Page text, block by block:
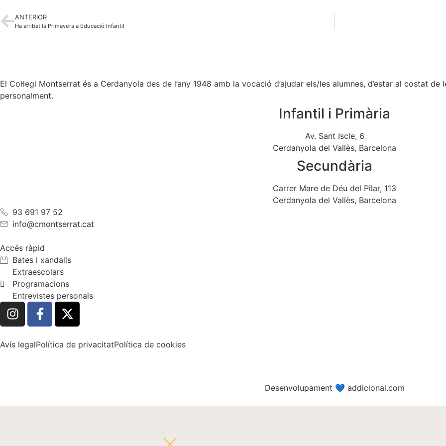
ANTERIOR
Ha arribat la Primavera a Educació Infantil
El Col·legi Montserrat és a Cerdanyola des de l’any 1948 amb la vocació d’ajudar els/les alumnes, d’estar al costat
personalment.
Infantil i Primària
Av. Sant Iscle, 6
Cerdanyola del Vallès, Barcelona
Secundària
Carrer Mare de Déu del Pilar, 113
Cerdanyola del Vallès, Barcelona
93 691 97 52
info@cmontserrat.cat
Accés ràpid
Bates i xandalls
Extraescolars
Programacions
Entrevistes personals
Avís legalPolítica de privacitatPolítica de cookies
Desenvolupament 💙 addicional.com